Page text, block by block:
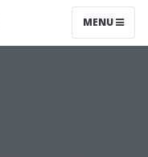
MENU